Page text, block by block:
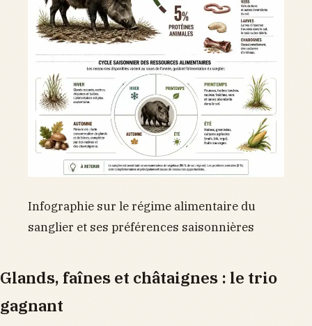
Infographie sur le régime alimentaire du
sanglier et ses préférences saisonnières
Glands, faînes et châtaignes : le trio
gagnant